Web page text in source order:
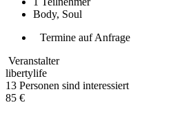
Body, Soul
Termine auf Anfrage
Veranstalter
libertylife
13 Personen sind interessiert
85 €